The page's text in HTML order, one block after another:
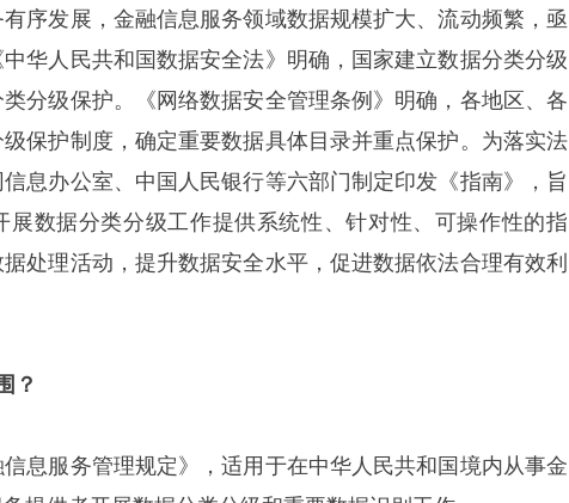
序发展，金融信息服务领域数据规模扩大、流动频繁，亟
华人民共和国数据安全法》明确，国家建立数据分类分级
分级保护。《网络数据安全管理条例》明确，各地区、各
保护制度，确定重要数据具体目录并重点保护。为落实法
息办公室、中国人民银行等六部门制定印发《指南》，旨
展数据分类分级工作提供系统性、针对性、可操作性的指
处理活动，提升数据安全水平，促进数据依法合理有效利
？
信息服务管理规定》，适用于在中华人民共和国境内从事金